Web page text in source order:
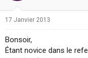
e
a
d
é
t
17 Janvier 2013
Bonsoir,
Étant novice dans le